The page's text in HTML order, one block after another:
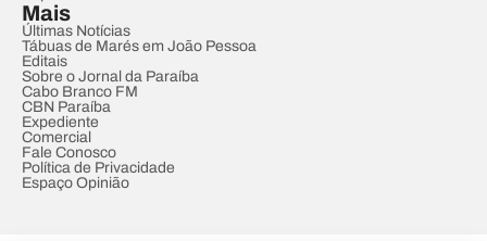
Mais
Últimas Notícias
Tábuas de Marés em João Pessoa
Editais
Sobre o Jornal da Paraíba
Cabo Branco FM
CBN Paraíba
Expediente
Comercial
Fale Conosco
Política de Privacidade
Espaço Opinião